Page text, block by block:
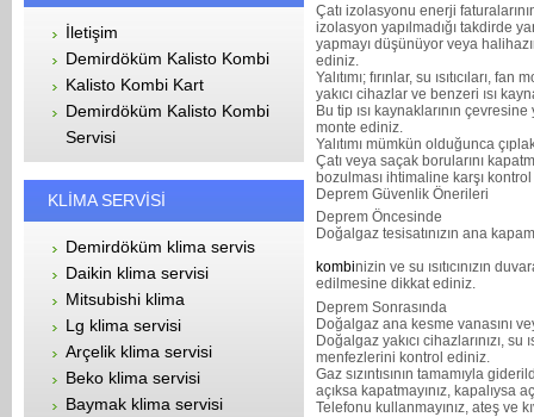
İletişim
Demirdöküm Kalisto Kombi
Kalisto Kombi Kart
Demirdöküm Kalisto Kombi
Servisi
KLİMA SERVİSİ
Demirdöküm klima servis
Daikin klima servisi
Mitsubishi klima
Lg klima servisi
Arçelik klima servisi
Beko klima servisi
Baymak klima servisi
Çatı izolasyonu enerji
izolasyon yapılmadığı takdirde
yapmayı düşünüyor veya
ediniz.
Yalıtımı; fırınlar, su ısıtıcıları,
yakıcı cihazlar ve benzeri ısı
Bu tip ısı kaynaklarının çevresine
monte ediniz.
Yalıtımı mümkün olduğunca
Çatı veya saçak borularını
bozulması ihtimaline karşı
Deprem Güvenlik Önerileri
Deprem Öncesinde
Doğalgaz tesisatınızın ana
kombinizin ve su ısıtıcınızın
edilmesine dikkat ediniz.
Deprem Sonrasında
Doğalgaz ana kesme vanasını
Doğalgaz yakıcı cihazlarınızı, su
menfezlerini kontrol ediniz.
Gaz sızıntısının tamamıyla
açıksa kapatmayınız, kapalıysa
Telefonu kullanmayınız, ateş ve